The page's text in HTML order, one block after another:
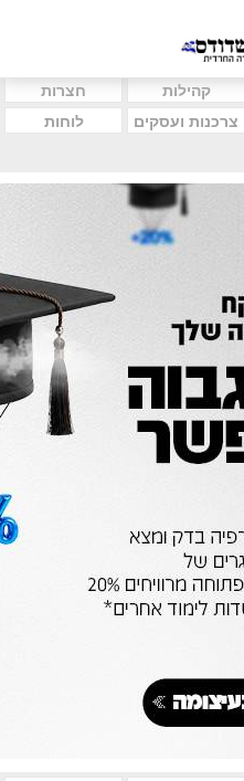
קהילות
חצרות
צרכנות ועסקים
לוחות